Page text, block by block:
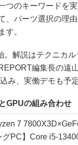
つのキーワードを
、パーツ選択の理
す。
解説はテクニカ
編集長の遠
み、実働デモも予
GPUの組み合わせ
7
グPC】Core i5-